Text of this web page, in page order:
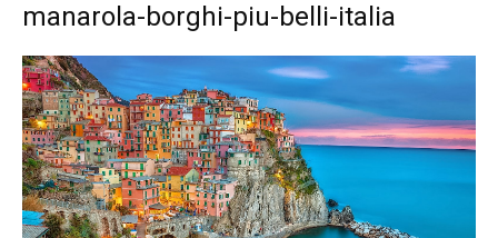
manarola-borghi-piu-belli-italia